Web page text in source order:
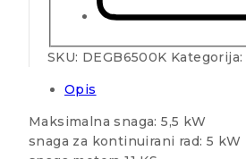
SKU: DEGB6500K Kategorija:
Opis
Maksimalna snaga: 5,5 kW
snaga za kontinuirani rad: 5 kW